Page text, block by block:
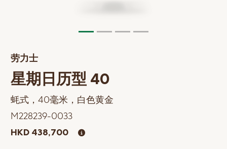
会员
登入
注册
会员尊享
劳力士
星期日历型 40
蚝式，40毫米，白色黄金
M228239-0033
HKD 438,700